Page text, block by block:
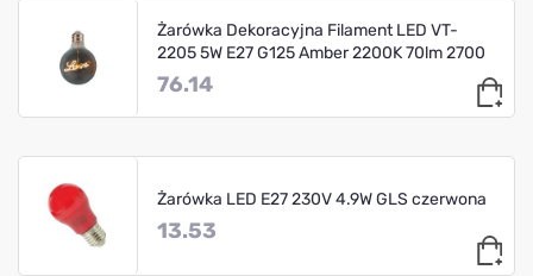
Żarówka Dekoracyjna Filament LED VT-
2205 5W E27 G125 Amber 2200K 70lm 2700
76.14
Żarówka LED E27 230V 4.9W GLS czerwona
13.53